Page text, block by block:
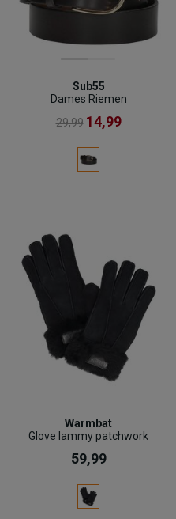
Sub55
Dames Riemen
29,99 14,99
Warmbat
Glove lammy patchwork
59,99